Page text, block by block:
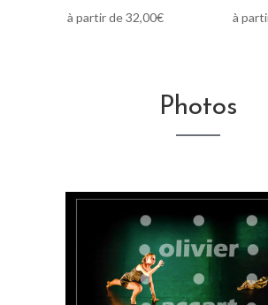
à partir de32,00€ à
Photos